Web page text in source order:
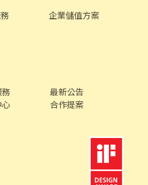
號1樓 桃園中埔店-桃園市桃園區
朝陽 - 智取店-桃園市桃園區朝陽街
桃園區桃鶯路125號1樓 桃園同安
春日 - 智取店-桃園市桃園區春日
＝＝＝＝＝＝＝＝＝＝＝＝＝＝＝
需可配合調店、支援❗ ✨另外教育訓
天都有面試，故
企業儲值方案
最新公告
合作提案